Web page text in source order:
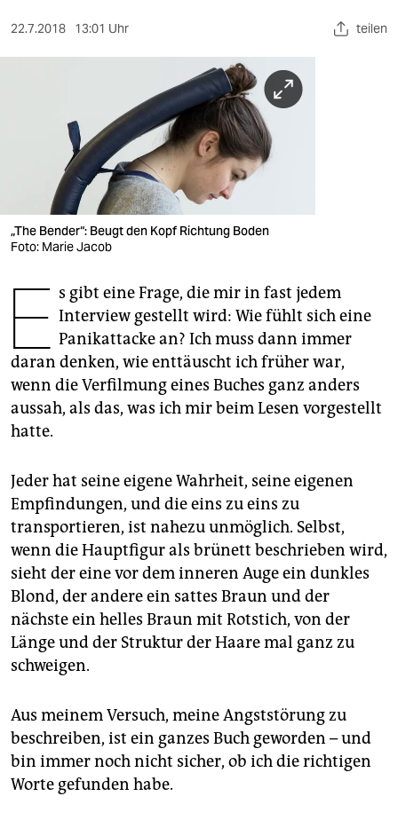
berlin
nord
veranstaltungen
shop
fragen & hilfe
unterstützen
abo
genossenschaft
epaper login
22.7.2018 13:01 Uhr teilen
„The Bender“: Beugt den Kopf Richtung Boden
Foto: Marie Jacob
E s gibt eine Frage, die mir in fast jedem
Interview gestellt wird: Wie fühlt sich eine
Panikattacke an? Ich muss dann immer
daran denken, wie enttäuscht ich früher war,
wenn die Verfilmung eines Buches ganz anders
aussah, als das, was ich mir beim Lesen vorgestellt
hatte.
Jeder hat seine eigene Wahrheit, seine eigenen
Empfindungen, und die eins zu eins zu
transportieren, ist nahezu unmöglich. Selbst,
wenn die Hauptfigur als brünett beschrieben wird,
sieht der eine vor dem inneren Auge ein dunkles
Blond, der andere ein sattes Braun und der
nächste ein helles Braun mit Rotstich, von der
Länge und der Struktur der Haare mal ganz zu
schweigen.
Aus meinem Versuch, meine Angststörung zu
beschreiben, ist ein ganzes Buch geworden – und
bin immer noch nicht sicher, ob ich die richtigen
Worte gefunden habe.